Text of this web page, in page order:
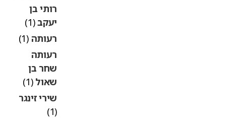
רותי בן
יעקב(1)
רעותה(1)
רעותה
שחר בן
שאול(1)
שירי זינגר